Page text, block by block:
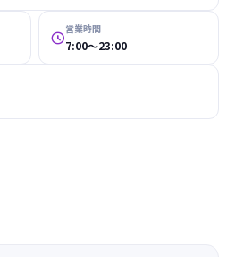
営業時間
7:00〜23:00